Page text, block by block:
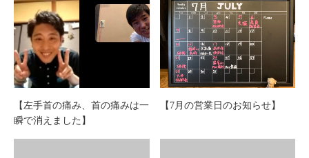
【左手首の痛み、首の痛みは一
瞬で消えました】
【7月の営業日のお知らせ】